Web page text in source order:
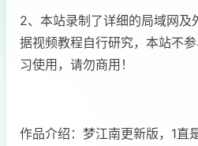
2、本站录制了详细的局域网及
据视频教程自行研究，本站不
习使用，请勿商用！
作品介绍：梦江南更新版，1直